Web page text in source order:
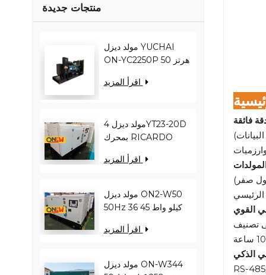
منتجات جديدة
مولد ديزل YUCHAI
ON-YC2250P 50 هرتز
كيلو فولت أمبير
مولد ديزل 4YT23-20D
بمحرك RICARDO
كيلو فولت أمبير ON2-
مولد ديزل ON2-W50
50Hz 36 كيلو واط 45
RICARDO
مولد ديزل ON-W344
فائقة
القوي
الذكي